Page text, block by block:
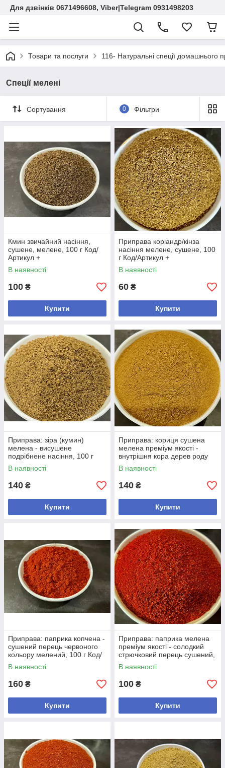
Для дзвінків 0671496608, Viber|Telegram 0931498203
Товари та послуги 116- Натуральні спеції домашнього
Спеції мелені
Сортування 0 Фільтри
Кмин звичайний насіння,
сушене, мелене, 100 г Код/
Артикул +
В наявності
100 ₴
Купити
Приправа коріандр/кінза
насіння мелене, сушене, 100
г Код/Артикул +
В наявності
60 ₴
Купити
Приправа: зіра (кумин)
мелена - висушене
подрібнене насіння, 100 г
Код/Артикул +
В наявності
140 ₴
Купити
Приправа: кориця сушена
мелена преміум якості -
внутрішня кора дерев роду
Коричник, 100 г Код/Артикул
+
В наявності
140 ₴
Купити
Приправа: паприка копчена -
сушений перець червоного
кольору мелений, 100 г Код/
Артикул +
В наявності
160 ₴
Купити
Приправа: паприка мелена
преміум якості - солодкий
стрючковий перець сушений,
100 г Код/Артикул +
В наявності
100 ₴
Купити